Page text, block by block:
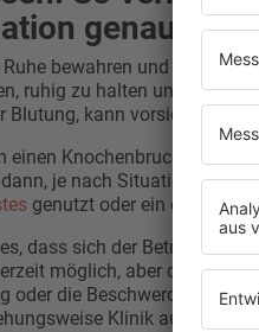
genau
bewahren und die
ruhig zu halten und
Blutung, kann vorsichtig
einen Knochenbruch, muss
je nach Situation und
genutzt oder ein
dass sich der Betroffene
möglich, aber durch
oder die Beschwerden im
Klinik auch